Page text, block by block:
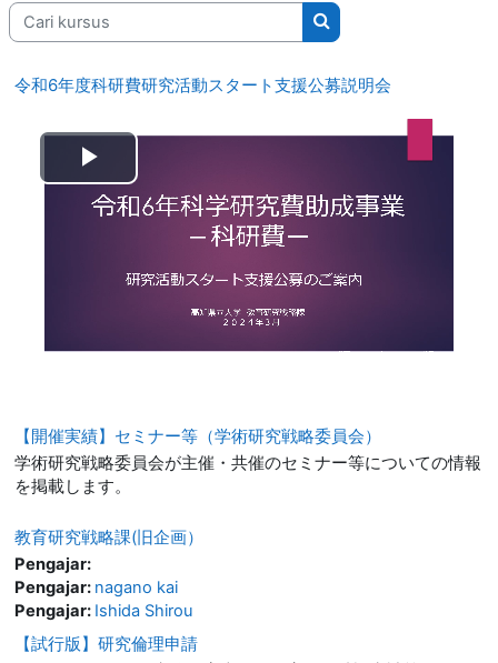
Cari kursus
Cari kursus
令和6年度科研費研究活動スタート支援公募説明会
Play
【開催実績】セミナー等（学術研究戦略委員会）
学術研究戦略委員会が主催・共催のセミナー等についての情報
を掲載します。
教育研究戦略課(旧企画）
Pengajar:
Pengajar: nagano kai
Pengajar: Ishida Shirou
【試行版】研究倫理申請